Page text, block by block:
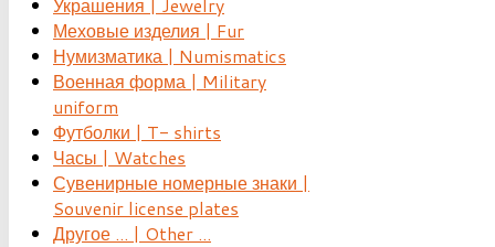
Меховые изделия | Fur
Нумизматика | Numismatics
Военная форма | Military
uniform
Футболки | T- shirts
Часы | Watches
Сувенирные номерные знаки |
Souvenir license plates
Другое ... | Other ...